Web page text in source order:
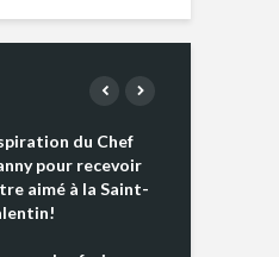
du Chef
pour recevoir
aimé à la Saint-